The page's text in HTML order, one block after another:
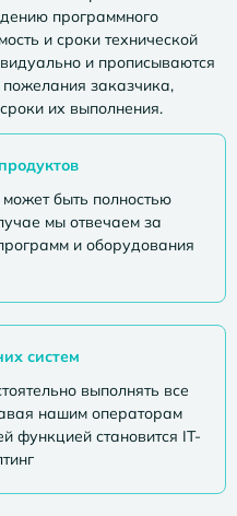
программного
и сроки технической
и прописываются
заказчика,
их выполнения.
быть полностью
мы отвечаем за
и оборудования
систем
выполнять все
нашим операторам
функцией становится IT-